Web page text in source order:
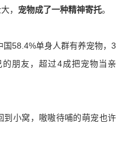
， 宠物成了一种精神寄托。
58.4%单身人群有养宠物，3
朋友，超过4成把宠物当亲
到小窝，嗷嗷待哺的萌宠也许